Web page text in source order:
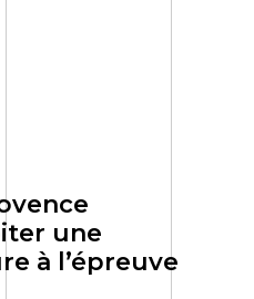
une
à l’épreuve